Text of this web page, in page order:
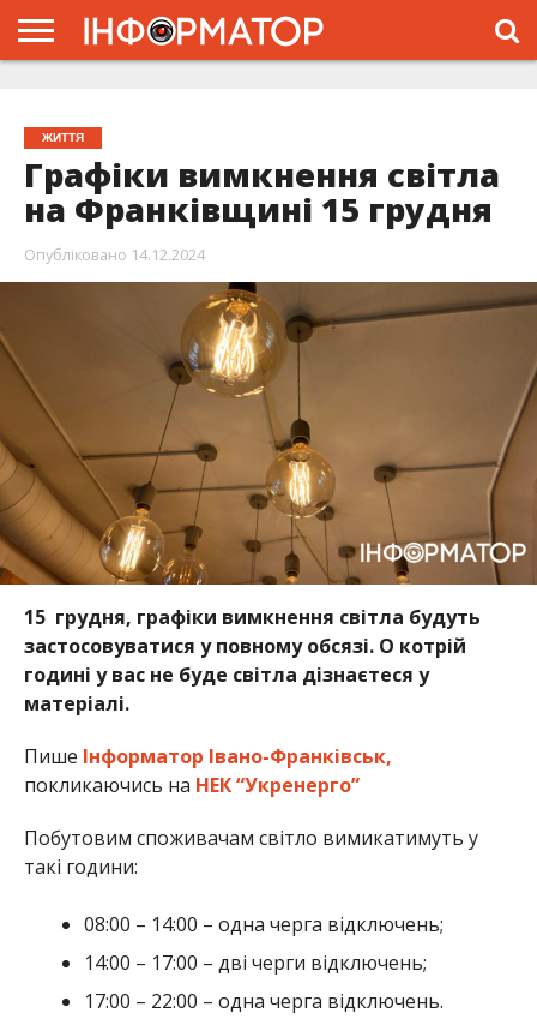
ЖИТТЯ
Графіки вимкнення світла
на Франківщині 15 грудня
Опубліковано 14.12.2024
15 грудня, графіки вимкнення світла будуть
застосовуватися у повному обсязі. О котрій
годині у вас не буде світла дізнаєтеся у
матеріалі.
Пише Інформатор Івано-Франківськ,
покликаючись на НЕК “Укренерго”
Побутовим споживачам світло вимикатимуть у
такі години:
08:00 – 14:00 – одна черга відключень;
14:00 – 17:00 – дві черги відключень;
17:00 – 22:00 – одна черга відключень.